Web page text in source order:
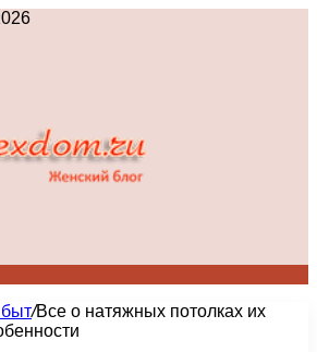
/Все о натяжных потолках их